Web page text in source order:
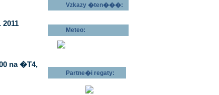
na �T4,
Vzkazy �ten���:
Meteo:
Partne�i regaty: